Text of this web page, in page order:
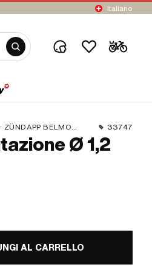
Italiano
BELMONDO · CILO 33747
Ø 1,2
AL CARRELLO